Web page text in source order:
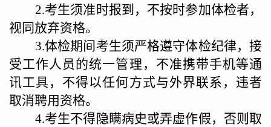
2.考生须准时报到，不按时参加体检者，
视同放弃资格。
3.体检期间考生须严格遵守体检纪律，接
受工作人员的统一管理，不准携带手机等通
讯工具，不得以任何方式与外界联系，违者
取消聘用资格。
4.考生不得隐瞒病史或弄虚作假，否则取